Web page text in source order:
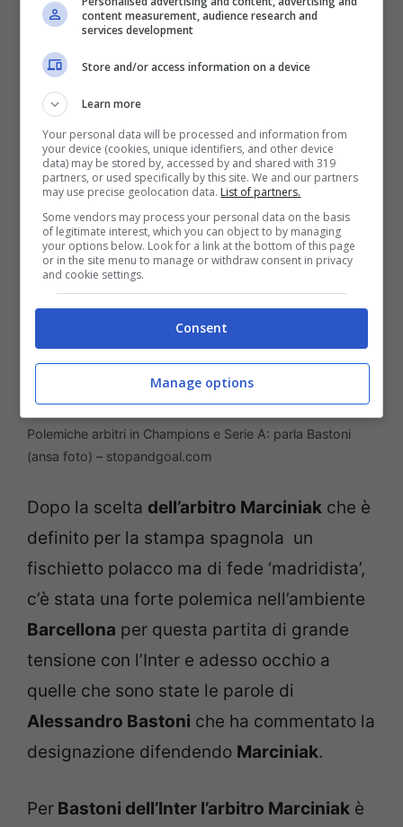
Polemiche arbitri in Champions e Serie A: parla Bastoni
(ansa foto) – stopandgoal.com
Dopo la scelta dell’arbitro Marciniak che è
definito per la stampa spagnola un
fischietto polacco ma di fede ‘madridista’,
c’è stata una forte polemica nell’ambiente
Barcellona per questa partita di grande
tensione con l’Inter e adesso occhio a
quelle che sono state le parole di
Alessandro Bastoni che ha commentato la
designazione difendendo Marciniak.
Per Bastoni dell’Inter l’arbitro Marciniak è
content measurement, audience research and
services development
Store and/or access information on a device
Learn more
Your personal data will be processed and information from
your device (cookies, unique identifiers, and other device
data) may be stored by, accessed by and shared with 319
partners, or used specifically by this site. We and our partners
may use precise geolocation data. List of partners.
Some vendors may process your personal data on the basis
of legitimate interest, which you can object to by managing
your options below. Look for a link at the bottom of this page
or in the site menu to manage or withdraw consent in privacy
and cookie settings.
Consent
Manage options